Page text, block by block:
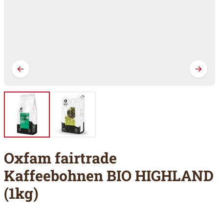
Oxfam fairtrade
Kaffeebohnen BIO HIGHLAND
(1kg)